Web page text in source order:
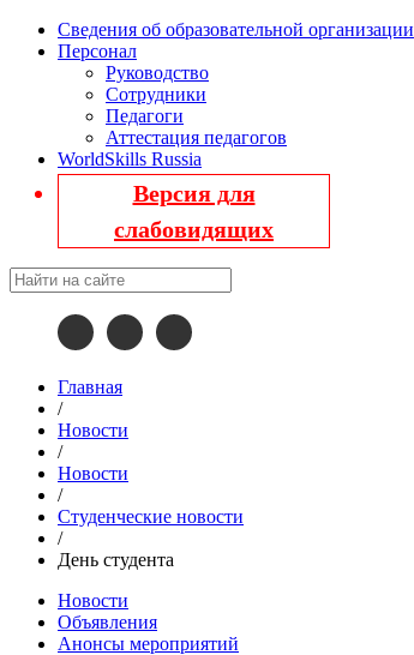
Сведения об образовательной организации
Персонал
Руководство
Сотрудники
Педагоги
Аттестация педагогов
WorldSkills Russia
Версия для
слабовидящих
Главная
/
Новости
/
Новости
/
Студенческие новости
/
День студента
Новости
Объявления
Анонсы мероприятий